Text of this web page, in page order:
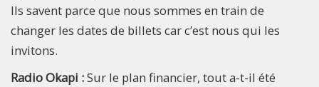
Ils savent parce que nous sommes en train de
changer les dates de billets car c’est nous qui les
invitons.
Radio Okapi :Sur le plan financier, tout a-t-il été